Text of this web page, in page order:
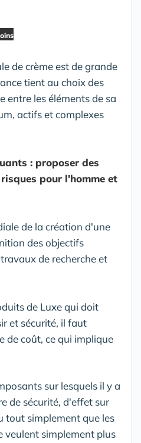
de crème est de grande
tient au choix des
entre les éléments de sa
actifs et complexes
: proposer des
pour l'homme et
de la création d'une
des objectifs
de recherche et
de Luxe qui doit
et sécurité, il faut
de coût, ce qui implique
sur lesquels il y a
de sécurité, d'effet sur
tout simplement que les
veulent simplement plus